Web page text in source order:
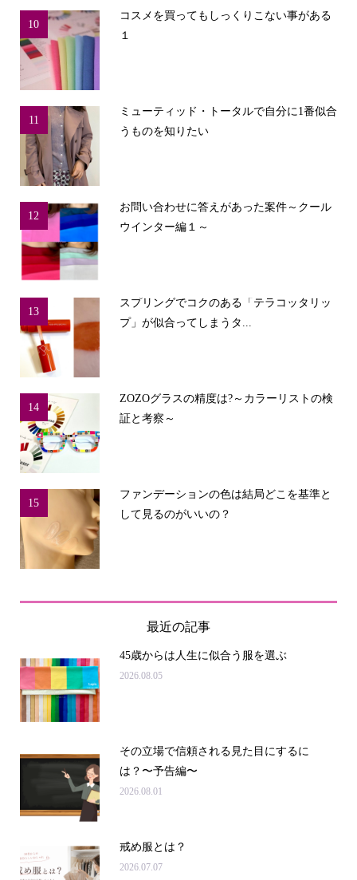
10
コスメを買ってもしっくりこない事がある
１
11
ミューティッド・トータルで自分に1番似合
うものを知りたい
12
お問い合わせに答えがあった案件～クール
ウインター編１～
13
スプリングでコクのある「テラコッタリッ
プ」が似合ってしまうタ...
14
ZOZOグラスの精度は?～カラーリストの検
証と考察～
15
ファンデーションの色は結局どこを基準と
して見るのがいいの？
最近の記事
45歳からは人生に似合う服を選ぶ
2026.08.05
その立場で信頼される見た目にするに
は？〜予告編〜
2026.08.01
戒め服とは？
2026.07.07